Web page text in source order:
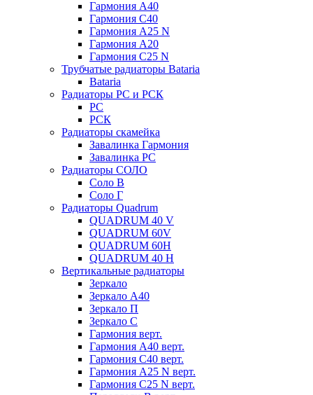
Гармония А40
Гармония С40
Гармония А25 N
Гармония А20
Гармония С25 N
Трубчатые радиаторы Bataria
Bataria
Радиаторы РС и РСК
РС
РСК
Радиаторы скамейка
Завалинка Гармония
Завалинка РС
Радиаторы СОЛО
Соло В
Соло Г
Радиаторы Quadrum
QUADRUM 40 V
QUADRUM 60V
QUADRUM 60H
QUADRUM 40 H
Вертикальные радиаторы
Зеркало
Зеркало А40
Зеркало П
Зеркало С
Гармония верт.
Гармония А40 верт.
Гармония С40 верт.
Гармония А25 N верт.
Гармония С25 N верт.